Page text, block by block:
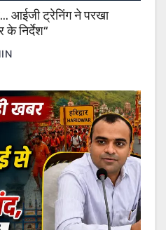
आईजी ट्रेनिंग ने परखा
के निर्देश”